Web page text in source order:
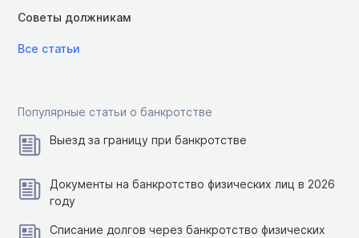
Советы должникам
Все статьи
Популярные статьи о банкротстве
Выезд за границу при банкротстве
Документы на банкротство физических лиц в 2026
году
Списание долгов через банкротство физических